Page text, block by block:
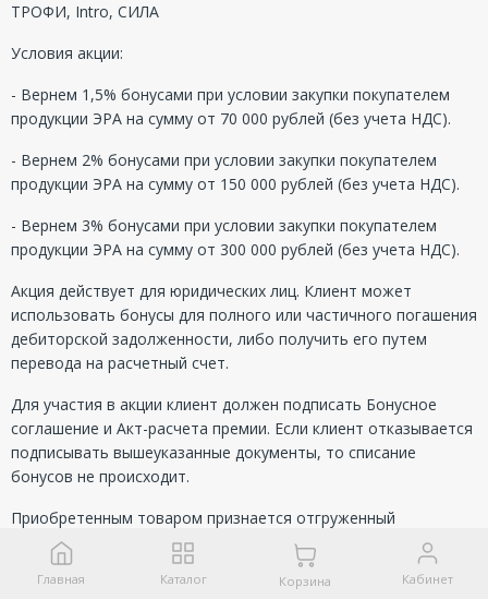
ТРОФИ, Intro, СИЛА
Условия акции:
- Вернем 1,5% бонусами при условии закупки покупателем
продукции ЭРА на сумму от 70 000 рублей (без учета НДС).
- Вернем 2% бонусами при условии закупки покупателем
продукции ЭРА на сумму от 150 000 рублей (без учета НДС).
- Вернем 3% бонусами при условии закупки покупателем
продукции ЭРА на сумму от 300 000 рублей (без учета НДС).
Акция действует для юридических лиц. Клиент может
использовать бонусы для полного или частичного погашения
дебиторской задолженности, либо получить его путем
перевода на расчетный счет.
Для участия в акции клиент должен подписать Бонусное
соглашение и Акт-расчета премии. Если клиент отказывается
подписывать вышеуказанные документы, то списание
бонусов не происходит.
Приобретенным товаром признается отгруженный
покупателю и полностью оплаченный товар в период акции с
01.02.-31.03.2025.
Главная Каталог Корзина Кабинет